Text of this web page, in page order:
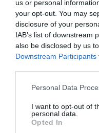
us or personal
your opt-out. You may
disclosure of your
IAB’s list of downstream
also be disclosed by us
Downstream Participants
Please note that this
not limited to your visit
grant or deny consent to
use your data for below
Personal Data
I want to opt-out of
personal data.
Opted In
Bár Magyarországtól
kötelező célpont
elvarázsolt kastélyok
volna Disney
Lisszabontól a hegyek
palotát, majd
cipővel!